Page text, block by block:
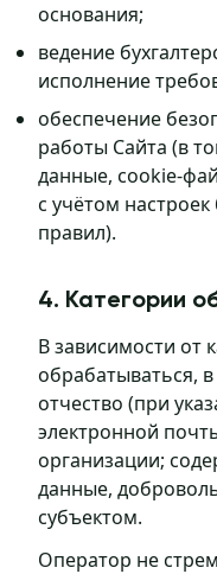
основания;
ведение
исполнение
обеспечение
работы Сайта (в
данные, cookie-
с учётом
правил).
4. Категории
В зависимости от
обрабатываться,
отчество (при
электронной
организации;
данные,
субъектом.
Оператор не